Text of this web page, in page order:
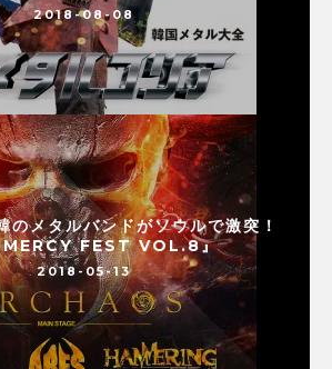
2018-08-08
メタルバンドがソウルで激突！
FEST VOL.8』
2018-05-13